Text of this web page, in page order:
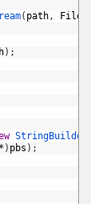
( path,
) ;
StringBuilder
* ) pbs ) ;